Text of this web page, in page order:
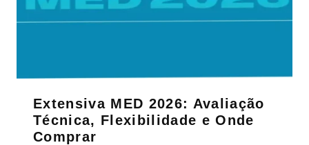
Extensiva MED 2026: Avaliação
Técnica, Flexibilidade e Onde
Comprar